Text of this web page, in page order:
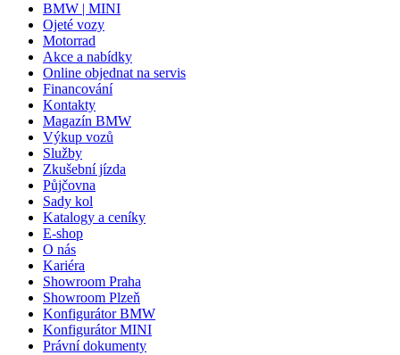
BMW | MINI
Ojeté vozy
Motorrad
Akce a nabídky
Online objednat na servis
Financování
Kontakty
Magazín BMW
Výkup vozů
Služby
Zkušební jízda
Půjčovna
Sady kol
Katalogy a ceníky
E-shop
O nás
Kariéra
Showroom Praha
Showroom Plzeň
Konfigurátor BMW
Konfigurátor MINI
Právní dokumenty